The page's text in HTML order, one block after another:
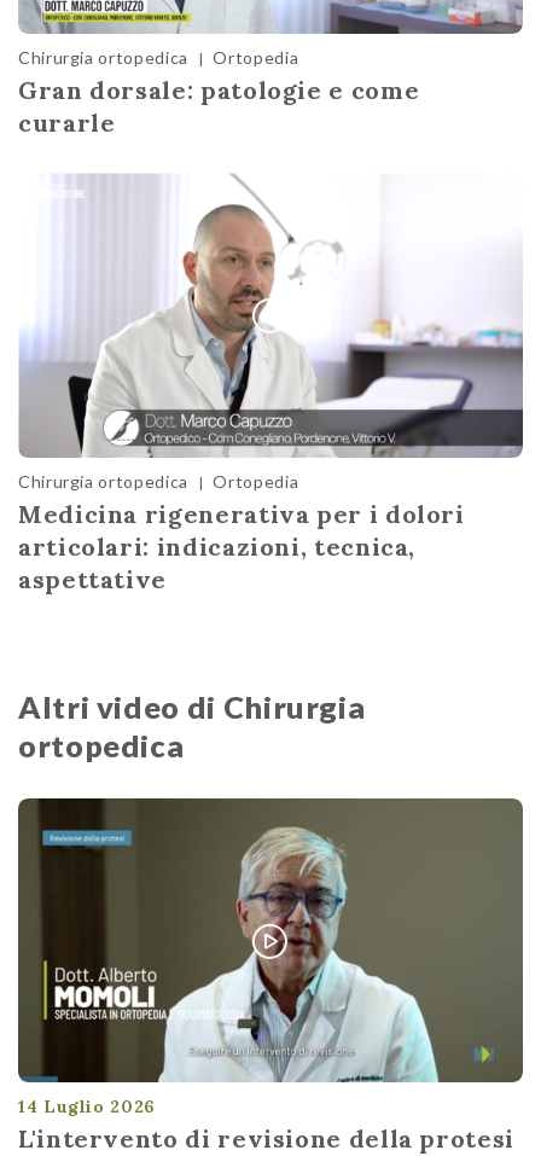
Chirurgia ortopedica | Ortopedia
Gran dorsale: patologie e come
curarle
Chirurgia ortopedica | Ortopedia
Medicina rigenerativa per i dolori
articolari: indicazioni, tecnica,
aspettative
Altri video di Chirurgia
ortopedica
14 Luglio 2026
L'intervento di revisione della protesi